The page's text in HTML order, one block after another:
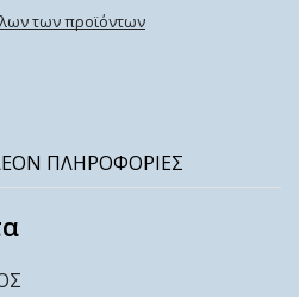
των προϊόντων
ΠΛΗΡΟΦΟΡΊΕΣ